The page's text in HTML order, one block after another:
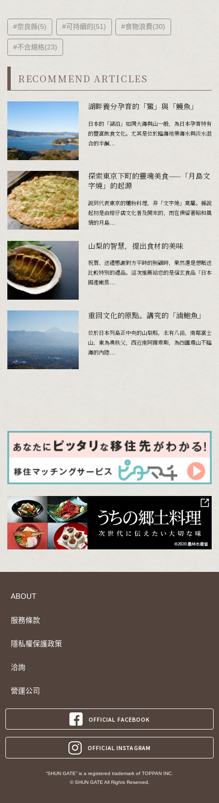
#奈良縣(5) #可持續的(51) #食物浪費(30)
#不合規格(23)
RECOMMEND ARTICLES
湖畔養分孕育的「鱉」與「鰻魚」
日本的「湖泊」如同大海與山一般，為日本孕育特有
的豐富飲食文化。尤其是位於臨海地帶海水與淡水混
合的半鹹...
探索東京下町的靈魂美食——「月島文
字燒」的起源
說到代表東京的麵粉料理，非「文字燒」莫屬。據說
起初是由柑仔店文化普及開來的，而在保留著昭和風
情的月島...
山梨的智慧，提出食材的美味
祝賀、送禮感謝對方平時的照顧時，果然還是想贈送
比較特別的禮品。這次推薦給您的是信玄食品「日本
國產嫩蒸...
重回文化的原點。講究的「滷鮑魚」
位於日本列島正中央的山梨縣，北有八岳，南鄰富士
山，東為奧秩父，西近南阿爾卑斯，為四面環山不臨
海的內陸...
ABOUT
服務條款
隱私權保護政策
洽詢
營運公司
OFFICIAL FACEBOOK
OFFICIAL INSTAGRAM
“SHUN GATE” is a registered trademark of TOPPAN INC.
© SHUN GATE All Rights Reserved.